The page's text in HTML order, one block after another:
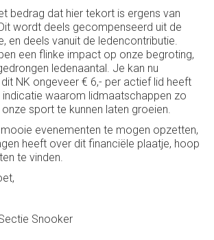
bedrag dat hier tekort is ergens van
wordt deels gecompenseerd uit de
en deels vanuit de ledencontributie.
een flinke impact op onze begroting,
ledenaantal. Je kan nu
NK ongeveer € 6,- per actief lid heeft
indicatie waarom lidmaatschappen zo
sport te kunnen laten groeien.
evenementen te mogen opzetten,
heeft over dit financiële plaatje, hoop
te vinden.
Snooker